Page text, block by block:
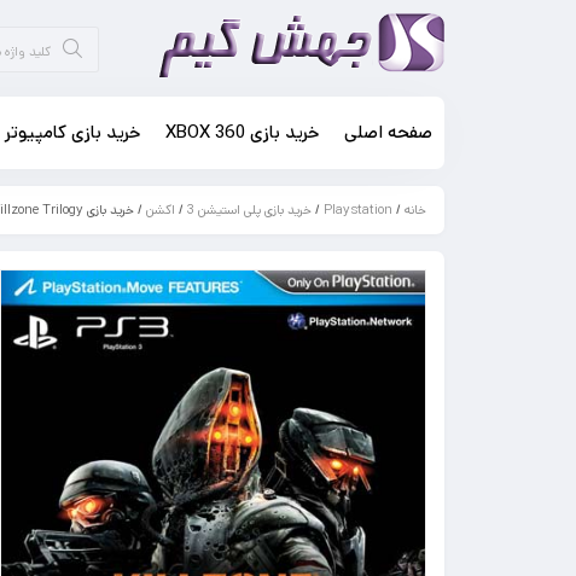
صفحه اصلی خرید بازی XBOX 360 خرید بازی کامپیوتر
خانه /
Playstation
/خرید بازی پلی استیشن 3 / اکشن / خرید بازی Killzone Trilogy – کیلزون برای PS3 کپی خور